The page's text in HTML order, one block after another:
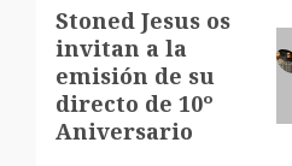
Siguiente
entrada:
Stoned Jesus os
invitan a la
emisión de su
directo de 10º
Aniversario